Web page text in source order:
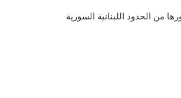
عبورها من الحدود اللبنانية السورية